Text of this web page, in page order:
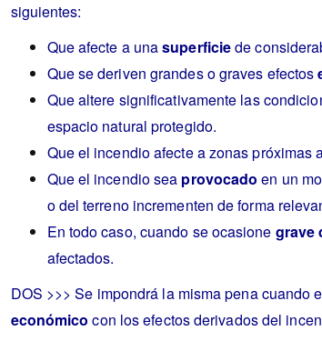
siguientes:
Que afecte a unasuperficiede
Que se deriven grandes o graves efectos
Que altere significativamente las
espacio natural protegido.
Que el incendio afecte a zonas próximas
Que el incendio sea provocado en un
o del terreno incrementen de forma
En todo caso, cuando se ocasione grave
afectados.
DOS >>> Se impondrá la misma pena cuando
económico con los efectos derivados del